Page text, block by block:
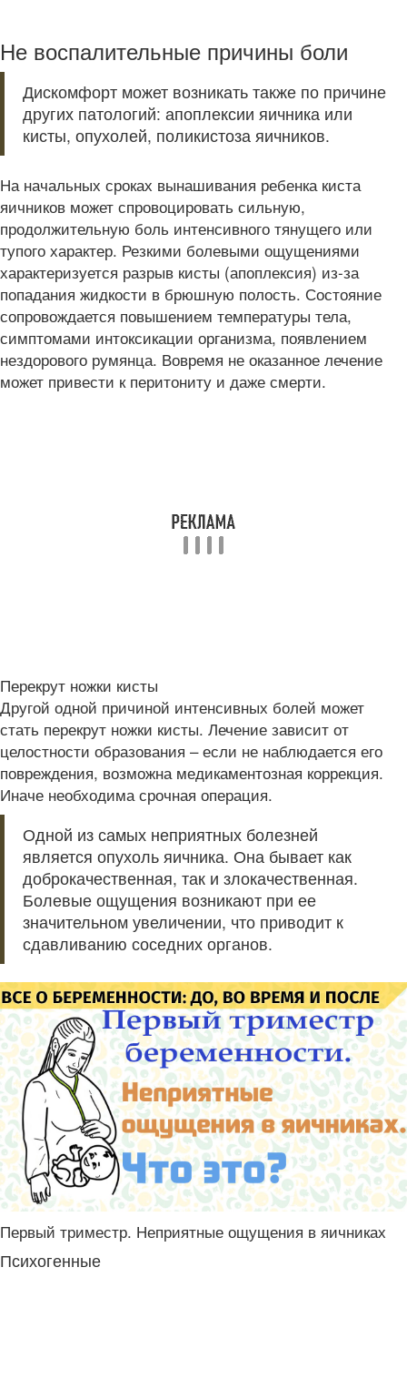
Не воспалительные причины боли
Дискомфорт может возникать также по причине
других патологий: апоплексии яичника или
кисты, опухолей, поликистоза яичников.
На начальных сроках вынашивания ребенка киста
яичников может спровоцировать сильную,
продолжительную боль интенсивного тянущего или
тупого характер. Резкими болевыми ощущениями
характеризуется разрыв кисты (апоплексия) из-за
попадания жидкости в брюшную полость. Состояние
сопровождается повышением температуры тела,
симптомами интоксикации организма, появлением
нездорового румянца. Вовремя не оказанное лечение
может привести к перитониту и даже смерти.
Перекрут ножки кисты
Другой одной причиной интенсивных болей может
стать перекрут ножки кисты. Лечение зависит от
целостности образования – если не наблюдается его
повреждения, возможна медикаментозная коррекция.
Иначе необходима срочная операция.
Одной из самых неприятных болезней
является опухоль яичника. Она бывает как
доброкачественная, так и злокачественная.
Болевые ощущения возникают при ее
значительном увеличении, что приводит к
сдавливанию соседних органов.
Первый триместр. Неприятные ощущения в яичниках
Психогенные